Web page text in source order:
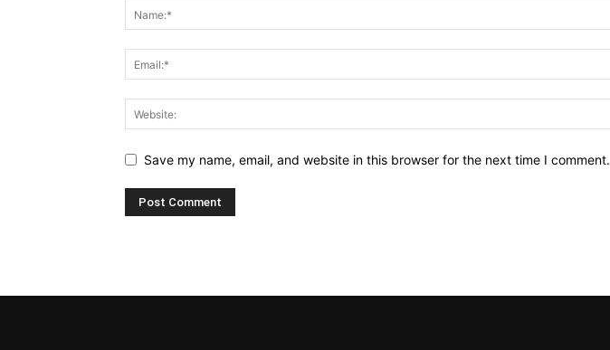
Save my name, email, and website in this browser for the next time I comment.